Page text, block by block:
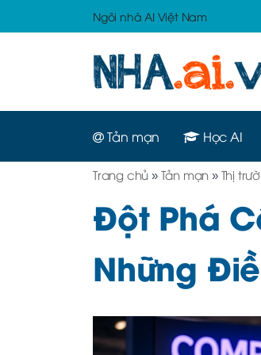
Ngôi nhà AI Việt Nam
Tản mạn Học AI
Trang chủ » Tản mạn » Thị
Đột Phá
Những